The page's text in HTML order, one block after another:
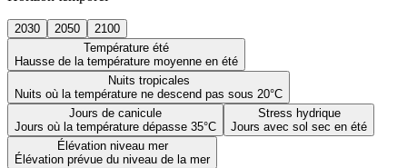
2030 2050
2100
Température été
Hausse de la température moyenne en été
Nuits tropicales
Nuits où la température ne descend pas sous 20°C
Jours de canicule
Jours où la température dépasse 35°C
Stress hydrique
Jours avec sol sec en été
Élévation niveau mer
Élévation prévue du niveau de la mer